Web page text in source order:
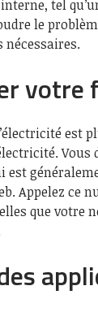
tel
le
votre
est
Vous
est
Appelez ce
que votre